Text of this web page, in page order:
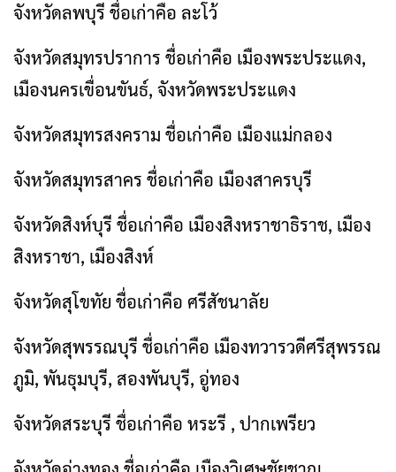
จังหวัดลพบุรี ชื่อเก่าคือ ละโว้
จังหวัดสมุทรปราการ ชื่อเก่าคือ เมืองพระประแดง,
เมืองนครเขื่อนขันธ์, จังหวัดพระประแดง
จังหวัดสมุทรสงคราม ชื่อเก่าคือ เมืองแม่กลอง
จังหวัดสมุทรสาคร ชื่อเก่าคือ เมืองสาครบุรี
จังหวัดสิงห์บุรี ชื่อเก่าคือ เมืองสิงหราชาธิราช, เมือง
สิงหราชา, เมืองสิงห์
จังหวัดสุโขทัย ชื่อเก่าคือ ศรีสัชนาลัย
จังหวัดสุพรรณบุรี ชื่อเก่าคือ เมืองทวารวดีศรีสุพรรณ
ภูมิ, พันธุมบุรี, สองพันบุรี, อู่ทอง
จังหวัดสระบุรี ชื่อเก่าคือ หระรี , ปากเพรียว